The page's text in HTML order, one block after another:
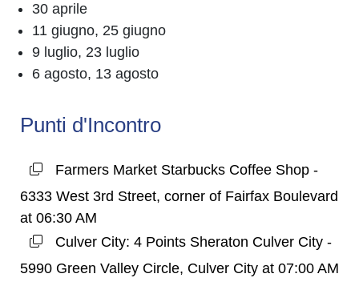
30 aprile
11 giugno, 25 giugno
9 luglio, 23 luglio
6 agosto, 13 agosto
Punti d'Incontro
Farmers Market Starbucks Coffee Shop -
6333 West 3rd Street, corner of Fairfax Boulevard
at 06:30 AM
Culver City: 4 Points Sheraton Culver City -
5990 Green Valley Circle, Culver City at 07:00 AM